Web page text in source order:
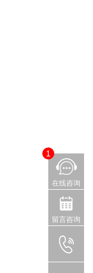
在线咨询
1
留言咨询